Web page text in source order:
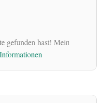
gefunden hast! Mein